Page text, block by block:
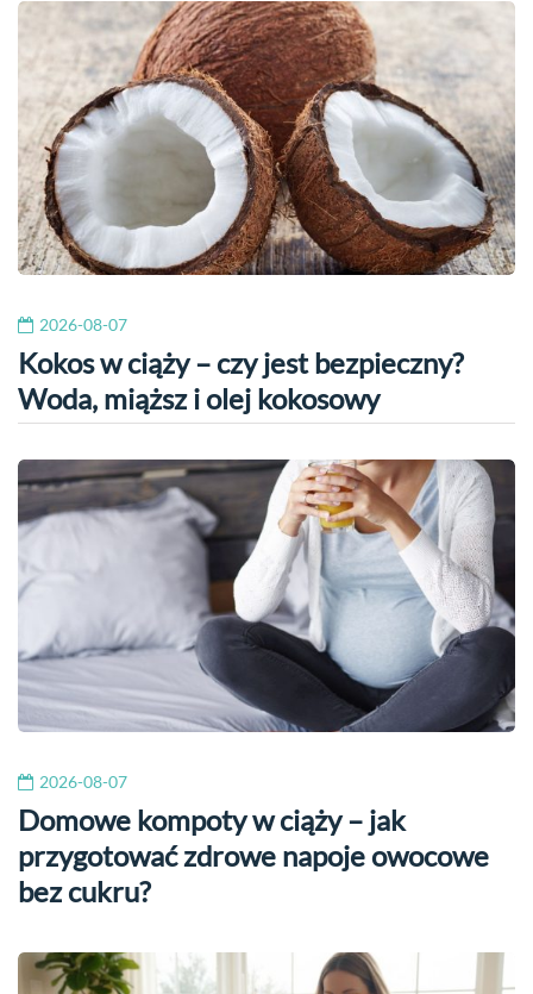
2026-08-07
Kokos w ciąży – czy jest bezpieczny?
Woda, miąższ i olej kokosowy
2026-08-07
Domowe kompoty w ciąży – jak
przygotować zdrowe napoje owocowe
bez cukru?